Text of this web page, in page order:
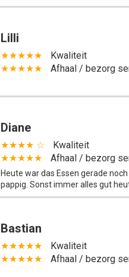
Lilli
★★★★★
Kwaliteit
★★★★★
Afhaal / bezorg
Diane
★★★★ ☆
Kwaliteit
★★★★★
Afhaal / bezorg
Heute war das Essen gerade
pappig. Sonst immer alles gut
Bastian
★★★★★
Kwaliteit
★★★★★
Afhaal / bezorg